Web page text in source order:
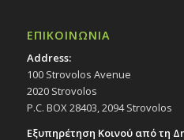
ΕΠΙΚΟΙΝΩΝΙΑ
Address:
100 Strovolos Avenue
2020 Strovolos
P.C. BOX 28403, 2094 Strovolos
Εξυπηρέτηση Κοινού από τη